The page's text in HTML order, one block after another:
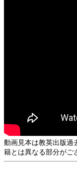
動画見本は教英出版過
籍とは異なる部分がご